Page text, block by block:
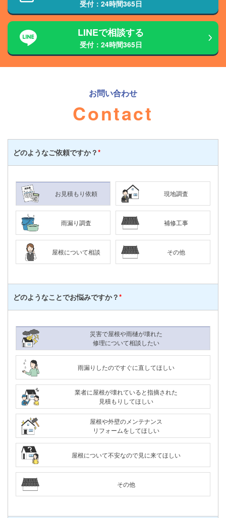
受付：24時間365日
LINEで相談する
受付：24時間365日
お問い合わせ
Contact
どのようなご依頼ですか？*
お見積もり依頼 現地調査
雨漏り調査 補修工事
屋根について相談 その他
どのようなことでお悩みですか？*
災害で屋根や雨樋が壊れた
修理について相談したい
雨漏りしたのですぐに直してほしい
業者に屋根が壊れていると指摘された
見積もりしてほしい
屋根や外壁のメンテナンス
リフォームをしてほしい
屋根について不安なので見に来てほしい
その他